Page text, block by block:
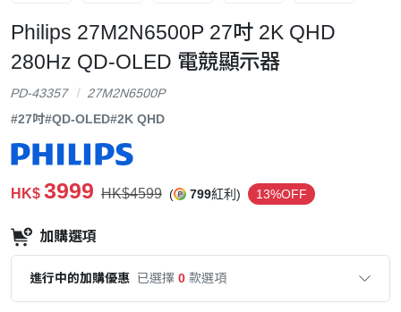
Philips 27M2N6500P 27吋 2K QHD
280Hz QD-OLED 電競顯示器
PD-43357
27M2N6500P
#27吋#QD-OLED#2K QHD
HK$ 3999 HK$4599 ( 799紅利) 13%OFF
加購選項
進行中的加購優惠 已選擇 0 款選項